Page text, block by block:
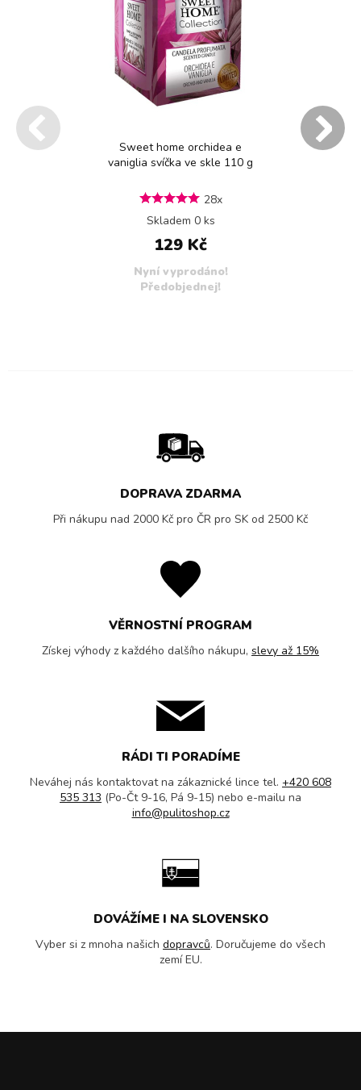
Sweet home orchidea e
vaniglia svíčka ve skle 110 g
28x
Skladem 0 ks
129 Kč
Nyní vyprodáno!
Předobjednej!
DOPRAVA ZDARMA
Při nákupu nad 2000 Kč pro ČR pro SK od 2500 Kč
VĚRNOSTNÍ PROGRAM
Získej výhody z každého dalšího nákupu, slevy až 15%
RÁDI TI PORADÍME
Neváhej nás kontaktovat na zákaznické lince tel. +420 608
535 313 (Po-Čt 9-16, Pá 9-15) nebo e-mailu na
info@pulitoshop.cz
DOVÁŽÍME I NA SLOVENSKO
Vyber si z mnoha našich dopravců. Doručujeme do všech
zemí EU.